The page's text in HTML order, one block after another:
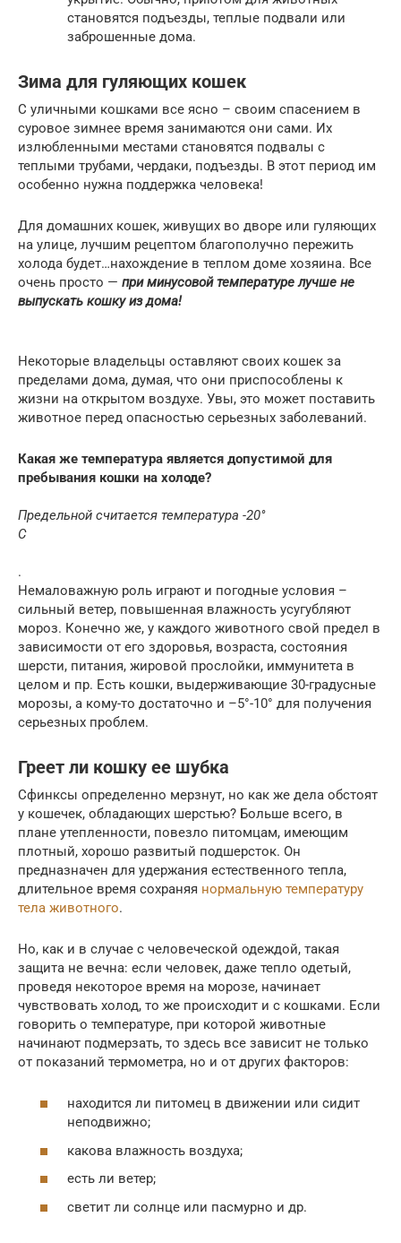
становятся подъезды, теплые подвали или
заброшенные дома.
Зима для гуляющих кошек
С уличными кошками все ясно – своим спасением в
суровое зимнее время занимаются они сами. Их
излюбленными местами становятся подвалы с
теплыми трубами, чердаки, подъезды. В этот период им
особенно нужна поддержка человека!
Для домашних кошек, живущих во дворе или гуляющих
на улице, лучшим рецептом благополучно пережить
холода будет…нахождение в теплом доме хозяина. Все
очень просто — при минусовой температуре лучше не
выпускать кошку из дома!
Некоторые владельцы оставляют своих кошек за
пределами дома, думая, что они приспособлены к
жизни на открытом воздухе. Увы, это может поставить
животное перед опасностью серьезных заболеваний.
Какая же температура является допустимой для
пребывания кошки на холоде?
Предельной считается температура -20°
С
.
Немаловажную роль играют и погодные условия –
сильный ветер, повышенная влажность усугубляют
мороз. Конечно же, у каждого животного свой предел в
зависимости от его здоровья, возраста, состояния
шерсти, питания, жировой прослойки, иммунитета в
целом и пр. Есть кошки, выдерживающие 30-градусные
морозы, а кому-то достаточно и –5°-10° для получения
серьезных проблем.
Греет ли кошку ее шубка
Сфинксы определенно мерзнут, но как же дела обстоят
у кошечек, обладающих шерстью? Больше всего, в
плане утепленности, повезло питомцам, имеющим
плотный, хорошо развитый подшерсток. Он
предназначен для удержания естественного тепла,
длительное время сохраняя нормальную температуру
тела животного.
Но, как и в случае с человеческой одеждой, такая
защита не вечна: если человек, даже тепло одетый,
проведя некоторое время на морозе, начинает
чувствовать холод, то же происходит и с кошками. Если
говорить о температуре, при которой животные
начинают подмерзать, то здесь все зависит не только
от показаний термометра, но и от других факторов:
находится ли питомец в движении или сидит
неподвижно;
какова влажность воздуха;
есть ли ветер;
светит ли солнце или пасмурно и др.